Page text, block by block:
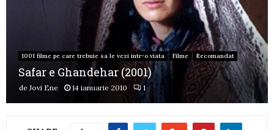
1001 filme pe care trebuie sa le vezi intr-o viata Filme Recomandat
Safar e Ghandehar (2001)
deJovi Ene 14 ianuarie 2010 1